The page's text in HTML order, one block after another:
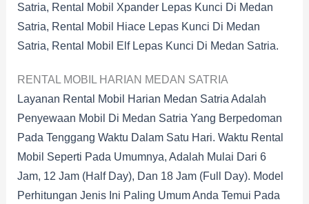
Satria, Rental Mobil Xpander Lepas Kunci Di Medan
Satria, Rental Mobil Hiace Lepas Kunci Di Medan
Satria, Rental Mobil Elf Lepas Kunci Di Medan Satria.
RENTAL MOBIL HARIAN MEDAN SATRIA
Layanan Rental Mobil Harian Medan Satria Adalah
Penyewaan Mobil Di Medan Satria Yang Berpedoman
Pada Tenggang Waktu Dalam Satu Hari. Waktu Rental
Mobil Seperti Pada Umumnya, Adalah Mulai Dari 6
Jam, 12 Jam (half Day), Dan 18 Jam (full Day). Model
Perhitungan Jenis Ini Paling Umum Anda Temui Pada